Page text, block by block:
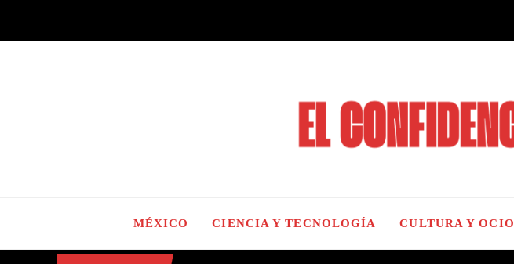
MÉXICO CIENCIA Y TECNOLOGÍA CULTURA Y OCIO